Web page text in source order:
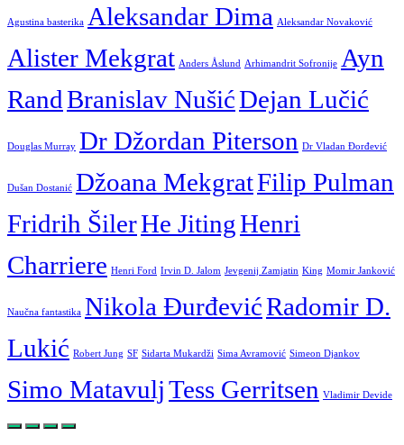
Agustina basterika Aleksandar Dima Aleksandar Novaković
Alister Mekgrat Anders Åslund Arhimandrit Sofronije Ayn
RandBranislav NušićDejan Lučić
Douglas Murray Dr Džordan Piterson Dr Vladan Đorđević
Dušan Dostanić Džoana MekgratFilip Pulman
Fridrih ŠilerHe JitingHenri
Charriere Henri Ford Irvin D. Jalom Jevgenij Zamjatin King Momir Janković
Naučna fantastika Nikola ĐurđevićRadomir D.
Lukić Robert Jung SF Sidarta Mukardži Sima Avramović Simeon Djankov
Simo MatavuljTess Gerritsen Vladimir Devide